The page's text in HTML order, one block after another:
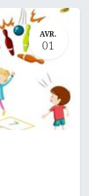
AVR.
01